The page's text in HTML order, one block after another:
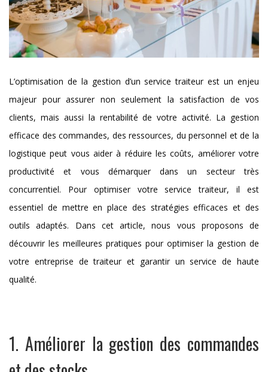
L’optimisation de la gestion d’un service traiteur est un enjeu
majeur pour assurer non seulement la satisfaction de vos
clients, mais aussi la rentabilité de votre activité. La gestion
efficace des commandes, des ressources, du personnel et de la
logistique peut vous aider à réduire les coûts, améliorer votre
productivité et vous démarquer dans un secteur très
concurrentiel. Pour optimiser votre service traiteur, il est
essentiel de mettre en place des stratégies efficaces et des
outils adaptés. Dans cet article, nous vous proposons de
découvrir les meilleures pratiques pour optimiser la gestion de
votre entreprise de traiteur et garantir un service de haute
qualité.
1. Améliorer la gestion des commandes